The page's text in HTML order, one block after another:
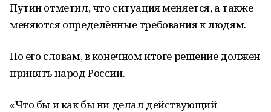
Путин отметил, что ситуация меняется, а также
меняются определённые требования к людям.
По его словам, в конечном итоге решение должен
принять народ России.
«Что бы и как бы ни делал действующий